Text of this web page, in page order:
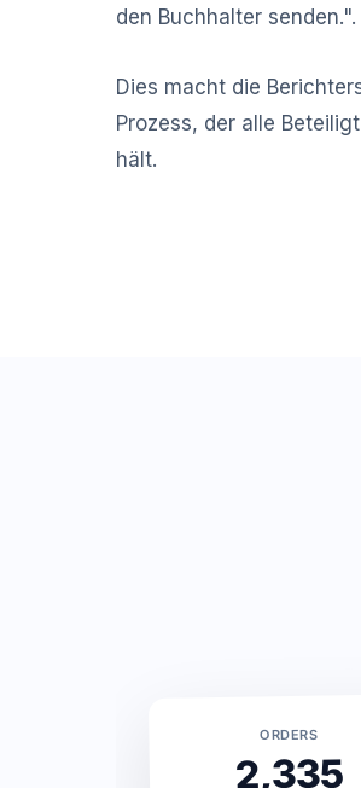
den Buchhalter senden.".
Dies macht die
Prozess, der alle
hält.
ORDERS
2,335